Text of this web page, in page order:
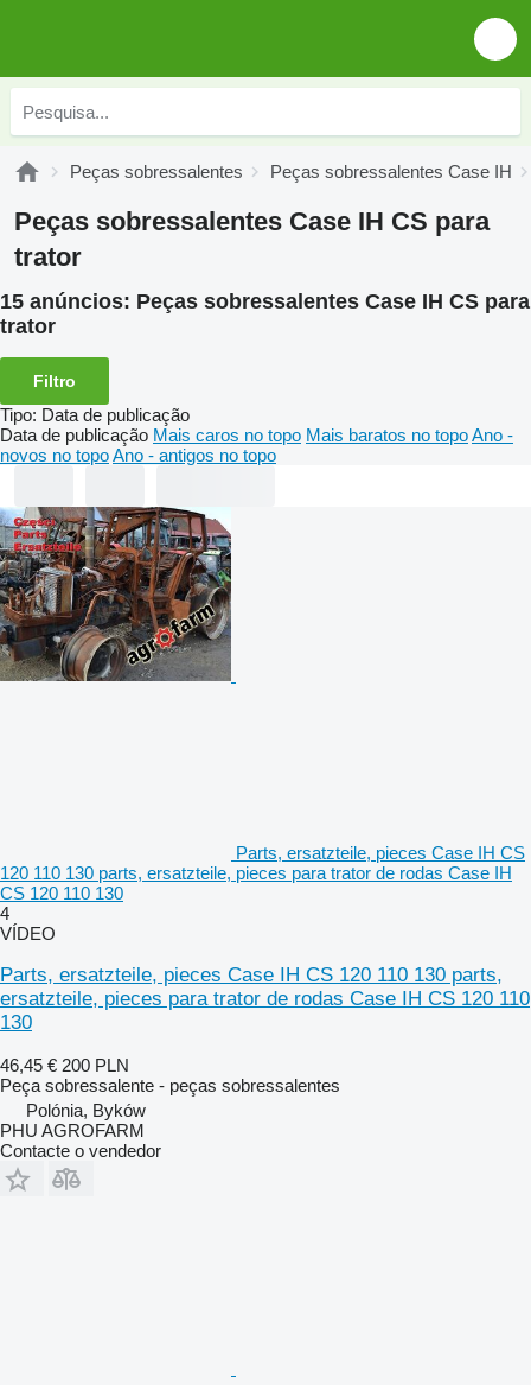
Peças sobressalentes Peças sobressalentes Case IH
Peças sobressalentes Case IH CS para
trator
15 anúncios: Peças sobressalentes Case IH CS para
trator
Filtro
Tipo: Data de publicação
Data de publicação Mais caros no topo Mais baratos no topoAno -
novos no topoAno - antigos no topo
Parts, ersatzteile, pieces Case IH CS
120 110 130 parts, ersatzteile, pieces para trator de rodas Case IH
CS 120 110 130
4
VÍDEO
Parts, ersatzteile, pieces Case IH CS 120 110 130 parts,
ersatzteile, pieces para trator de rodas Case IH CS 120 110
130
46,45 € 200 PLN
Peça sobressalente - peças sobressalentes
Polónia, Byków
PHU AGROFARM
Contacte o vendedor